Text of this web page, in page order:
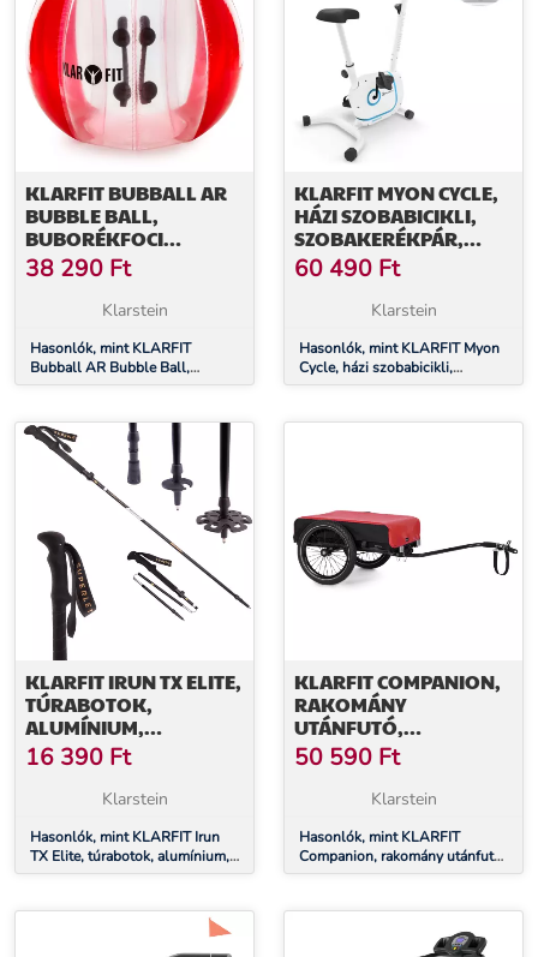
KLARFIT BUBBALL AR
BUBBLE BALL,
BUBORÉKFOCI
FELNŐTTEKNEK,
120X150CM, EN71P PVC,
38 290 Ft
Klarstein
Hasonlók, mint KLARFIT
Bubball AR Bubble Ball,
buborékfoci felnőtteknek,
KLARFIT MYON CYCLE,
HÁZI SZOBABICIKLI,
SZOBAKERÉKPÁR,
LENDKERÉK 12 KG,
SMARTCARDIO STUDIO
60 490 Ft
Klarstein
Hasonlók, mint KLARFIT Myon
Cycle, házi szobabicikli,
szobakerékpár, lendkerék 12 kg,
KLARFIT IRUN TX ELITE,
TÚRABOTOK,
ALUMÍNIUM,
ÖSSZECSUKHATÓ, 100 -
130 CM
16 390 Ft
Klarstein
Hasonlók, mint KLARFIT Irun
TX Elite, túrabotok, alumínium,
összecsukható, 100 - 130 cm
KLARFIT COMPANION,
RAKOMÁNY
UTÁNFUTÓ,
40KG/50LITER,
KERÉKPÁR UTÁNFUTÓ,
KÉZIKOCSI, FEKETE
50 590 Ft
Klarstein
Hasonlók, mint KLARFIT
Companion, rakomány utánfutó,
40kg/50liter, kerékpár utánfutó,